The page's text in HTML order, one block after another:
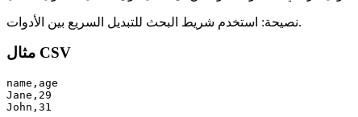
نصيحة: استخدم شريط البحث للتبديل السريع بين الأدوات.
مثال CSV
name,age
Jane,29
John,31